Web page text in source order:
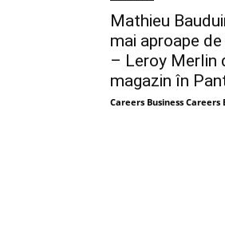
Mathieu
mai aproape
– Leroy Merlin
magazin în
Careers Business Careers